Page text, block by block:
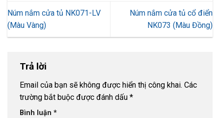
Núm nắm cửa tủ NK071-LV
(Màu Vàng)
Núm nắm cửa tủ cổ điển
NK073 (Màu Đồng)
Trả lời
Email của bạn sẽ không được hiển thị công khai. Các
trường bắt buộc được đánh dấu *
Bình luận *